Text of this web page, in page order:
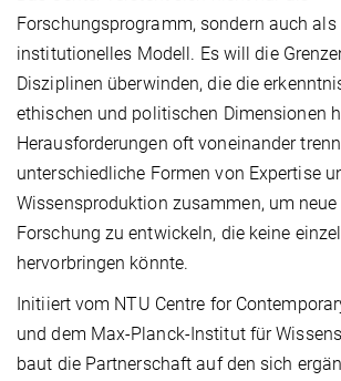
Forschungsprogramm, sondern auch als
institutionelles Modell. Es will die
Disziplinen überwinden, die die
ethischen und politischen Dimensionen
Herausforderungen oft voneinander
unterschiedliche Formen von Expertise
Wissensproduktion zusammen, um neue
Forschung zu entwickeln, die keine
hervorbringen könnte.
Initiiert vom NTU Centre for
und dem Max-Planck-Institut für
baut die Partnerschaft auf den sich